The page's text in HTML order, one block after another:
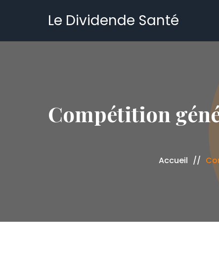
Le Dividende Santé
Compétition
Accueil